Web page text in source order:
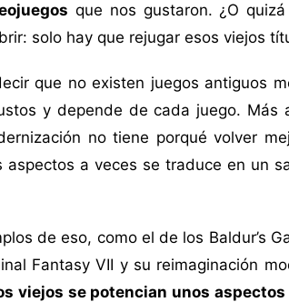
que nos gustaron. ¿O
solo hay que rejugar esos viejos
que no existen juegos antiguos
y depende de cada juego. Más
no tiene porqué volver
aspectos a veces se traduce en un
de eso, como el de los Baldur’s
Fantasy VII y su reimaginación
viejos se potencian unos